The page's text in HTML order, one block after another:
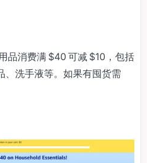
品消费满 $40 可减 $10，包括
、洗手液等。如果有囤货需